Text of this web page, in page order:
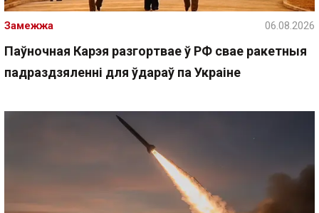
Паўночная Карэя разгортвае ў РФ свае ракетныя
падраздзяленні для ўдараў па Украіне
Замежжа 06.08.2026